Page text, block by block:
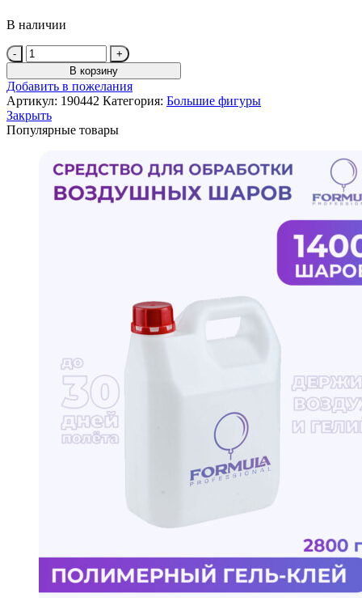
В наличии
Количество
товара
Шар
(25''/64
см)
Фигура,
Лесная
В корзину
Добавить в пожелания
Артикул: 190442 Категория: Большие фигуры
Закрыть
Популярные товары